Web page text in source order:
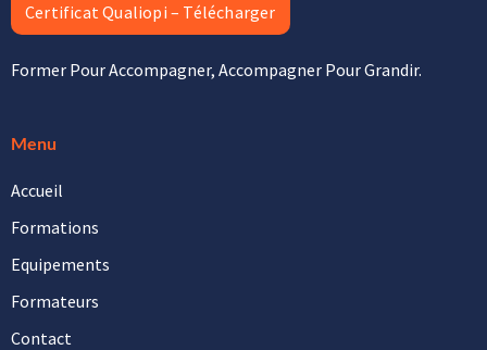
Certificat Qualiopi – Télécharger
Former Pour Accompagner, Accompagner Pour Grandir.
Menu
Accueil
Formations
Equipements
Formateurs
Contact